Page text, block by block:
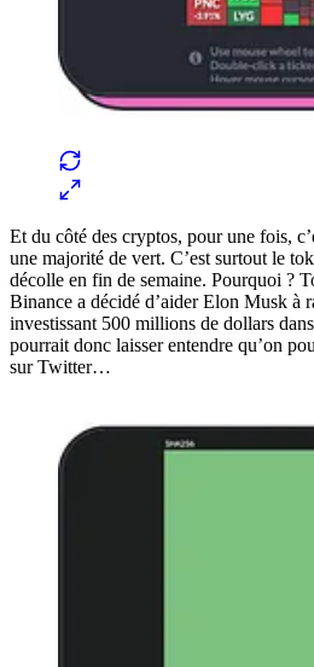
Et du côté des cryptos, pour une fois,
une majorité de vert. C’est surtout le
décolle en fin de semaine. Pourquoi ?
Binance a décidé d’aider Elon Musk à
investissant 500 millions de dollars
pourrait donc laisser entendre qu’on
sur Twitter…